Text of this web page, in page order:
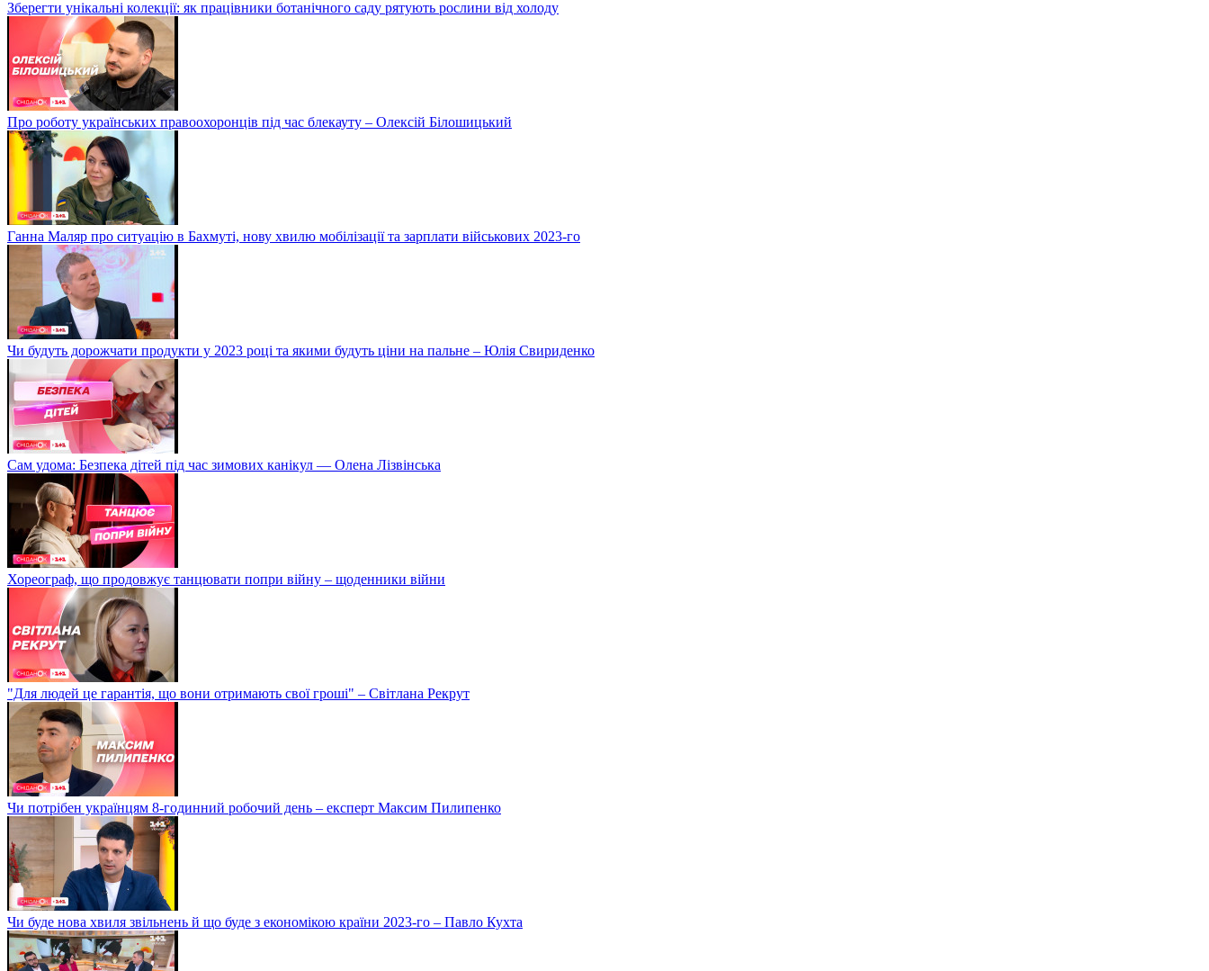
Зберегти унікальні колекції: як працівники ботанічного саду рятують рослини від холоду
Про роботу українських правоохоронців під час блекауту – Олексій Білошицький
Ганна Маляр про ситуацію в Бахмуті, нову хвилю мобілізації та зарплати військових 2023-го
Чи будуть дорожчати продукти у 2023 році та якими будуть ціни на пальне – Юлія Свириденко
Сам удома: Безпека дітей під час зимових канікул — Олена Лізвінська
Хореограф, що продовжує танцювати попри війну – щоденники війни
"Для людей це гарантія, що вони отримають свої гроші" – Світлана Рекрут
Чи потрібен українцям 8-годинний робочий день – експерт Максим Пилипенко
Чи буде нова хвиля звільнень й що буде з економікою країни 2023-го – Павло Кухта